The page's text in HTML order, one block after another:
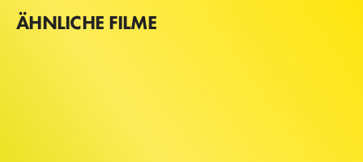
ÄHNLICHE FILME